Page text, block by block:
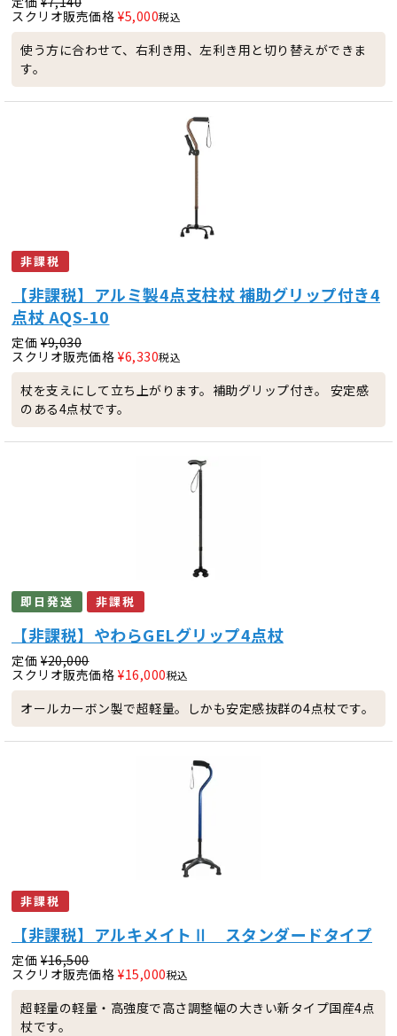
スクリオ販売価格 ¥5,000税込
使う方に合わせて、右利き用、左利き用と切り替えができま
す。
非課税
【非課税】アルミ製4点支柱杖 補助グリップ付き4
点杖 AQS-10
定価 ¥9,030
スクリオ販売価格 ¥6,330税込
杖を支えにして立ち上がります。補助グリップ付き。 安定感
のある4点杖です。
即日発送 非課税
【非課税】やわらGELグリップ4点杖
定価 ¥20,000
スクリオ販売価格 ¥16,000税込
オールカーボン製で超軽量。しかも安定感抜群の4点杖です。
非課税
【非課税】アルキメイトⅡ スタンダードタイプ
定価 ¥16,500
スクリオ販売価格 ¥15,000税込
超軽量の軽量・高強度で高さ調整幅の大きい新タイプ国産4点
杖です。